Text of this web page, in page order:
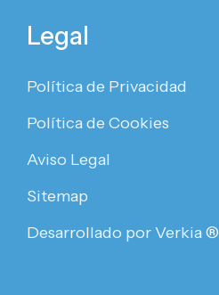
Legal
Política de Privacidad
Política de Cookies
Aviso Legal
Sitemap
Desarrollado por Verkia ®